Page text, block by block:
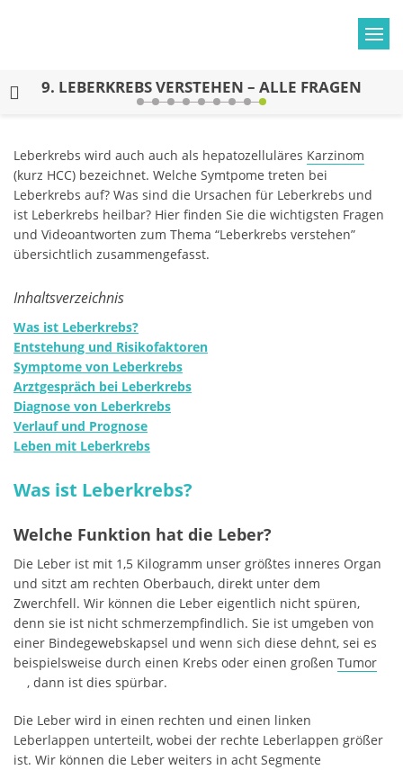
9. LEBERKREBS VERSTEHEN – ALLE FRAGEN
Leberkrebs wird auch auch als hepatozelluläres Karzinom
(kurz HCC) bezeichnet. Welche Symtpome treten bei
Leberkrebs auf? Was sind die Ursachen für Leberkrebs und
ist Leberkrebs heilbar? Hier finden Sie die wichtigsten Fragen
und Videoantworten zum Thema “Leberkrebs verstehen”
übersichtlich zusammengefasst.
Inhaltsverzeichnis
Was ist Leberkrebs?
Entstehung und Risikofaktoren
Symptome von Leberkrebs
Arztgespräch bei Leberkrebs
Diagnose von Leberkrebs
Verlauf und Prognose
Leben mit Leberkrebs
Was ist Leberkrebs?
Welche Funktion hat die Leber?
Die Leber ist mit 1,5 Kilogramm unser größtes inneres Organ
und sitzt am rechten Oberbauch, direkt unter dem
Zwerchfell. Wir können die Leber eigentlich nicht spüren,
denn sie ist nicht schmerzempfindlich. Sie ist umgeben von
einer Bindegewebskapsel und wenn sich diese dehnt, sei es
beispielsweise durch einen Krebs oder einen großen Tumor
, dann ist dies spürbar.
Die Leber wird in einen rechten und einen linken
Leberlappen unterteilt, wobei der rechte Leberlappen größer
ist. Wir können die Leber weiters in acht Segmente